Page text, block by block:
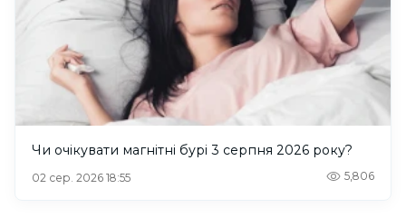
Чи очікувати магнітні бурі 3 серпня 2026 року?
02 сер. 2026 18:55 5,806